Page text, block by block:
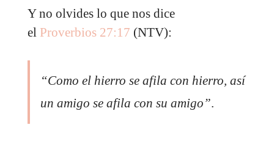
Y no olvides lo que nos dice
el Proverbios 27:17 (NTV):
“Como el hierro se afila con hierro, así
un amigo se afila con su amigo”.